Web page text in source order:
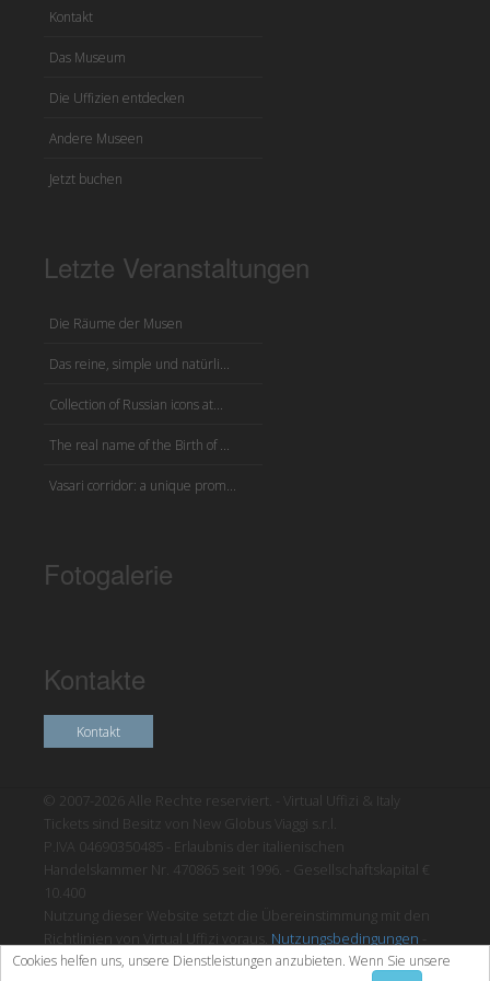
Kontakt
Das Museum
Die Uffizien entdecken
Andere Museen
Jetzt buchen
Letzte Veranstaltungen
Die Räume der Musen
Das reine, simple und natürli...
Collection of Russian icons at...
The real name of the Birth of ...
Vasari corridor: a unique prom...
Fotogalerie
Kontakte
Kontakt
© 2007-2026 Alle Rechte reserviert. - Virtual Uffizi & Italy
Tickets sind Besitz von New Globus Viaggi s.r.l.
P.IVA 04690350485 - Erlaubnis der italienischen
Handelskammer Nr. 470865 seit 1996. - Gesellschaftskapital €
10.400
Nutzung dieser Website setzt die Übereinstimmung mit den
Richtlinien von Virtual Uffizi voraus. Nutzungsbedingungen
Datenschutzrichtlinien
Cookies helfen uns, unsere Dienstleistungen anzubieten. Wenn Sie unsere